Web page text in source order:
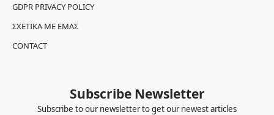
GDPR PRIVACY POLICY
ΣΧΕΤΙΚΆ ΜΕ ΕΜΆΣ
CONTACT
Subscribe Newsletter
Subscribe to our newsletter to get our newest articles